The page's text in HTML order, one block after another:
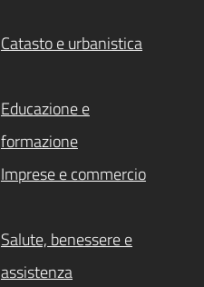
Catasto e urbanistica
Educazione e
formazione
Imprese e commercio
Salute, benessere e
assistenza